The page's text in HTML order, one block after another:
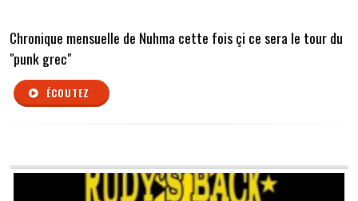
Chronique mensuelle de Nuhma cette fois çi ce sera le tour du
"punk grec"
ÉCOUTEZ